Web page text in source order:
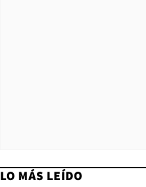
LO MÁS LEÍDO